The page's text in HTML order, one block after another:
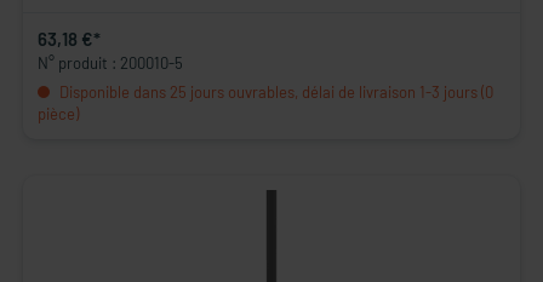
63,18 €*
N° produit : 200010-5
Disponible dans 25 jours ouvrables, délai de livraison 1-3 jours (0
pièce)